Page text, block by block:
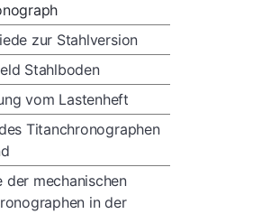
zur Stahlversion
Stahlboden
vom Lastenheft
Titanchronographen
der mechanischen
in der